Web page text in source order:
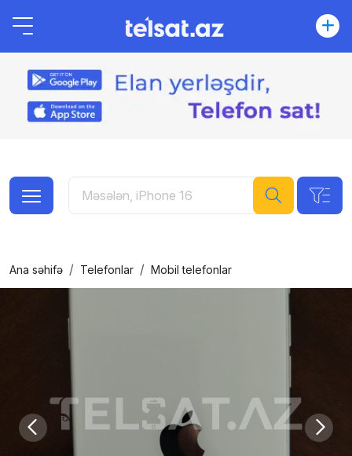
Ana səhifə Telefonlar Mobil telefonlar